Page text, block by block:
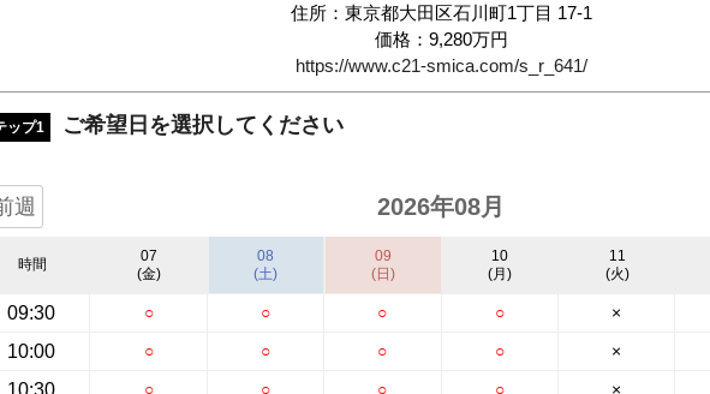
住所：東京都大田区石川町1丁目 17-1
価格：9,280万円
https://www.c21-smica.com/s_r_641/
ップ1 ご希望日を選択してください
週 2026年08月
時間
09:30
10:00
10:30
07
(金)
○
○
○
08
(土)
○
○
○
09
(日)
○
○
○
10
(月)
○
○
○
11
(火)
×
×
×